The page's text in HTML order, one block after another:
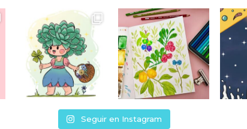
Seguir en Instagram